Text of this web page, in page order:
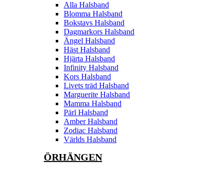
Alla Halsband
Blomma Halsband
Bokstavs Halsband
Dagmarkors Halsband
Ängel Halsband
Häst Halsband
Hjärta Halsband
Infinity Halsband
Kors Halsband
Livets träd Halsband
Marguerite Halsband
Mamma Halsband
Pärl Halsband
Amber Halsband
Zodiac Halsband
Världs Halsband
ÖRHÄNGEN